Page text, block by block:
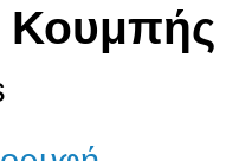
Κουμπής